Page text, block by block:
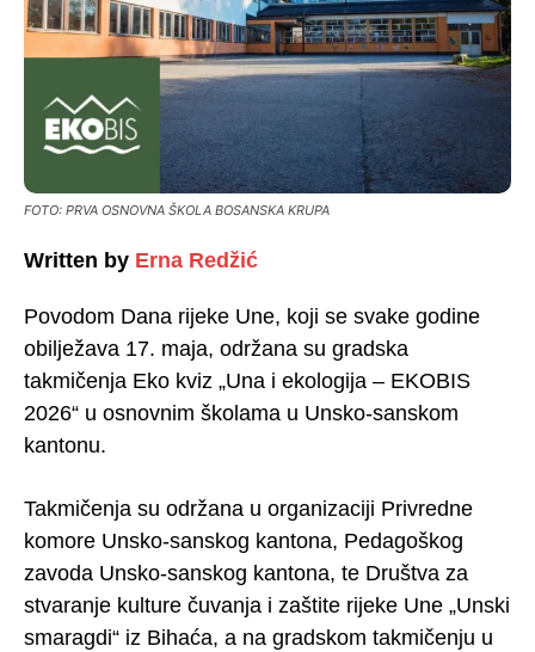
FOTO: PRVA OSNOVNA ŠKOLA BOSANSKA KRUPA
Written by Erna Redžić
Povodom Dana rijeke Une, koji se svake godine
obilježava 17. maja, održana su gradska
takmičenja Eko kviz „Una i ekologija – EKOBIS
2026“ u osnovnim školama u Unsko-sanskom
kantonu.
Takmičenja su održana u organizaciji Privredne
komore Unsko-sanskog kantona, Pedagoškog
zavoda Unsko-sanskog kantona, te Društva za
stvaranje kulture čuvanja i zaštite rijeke Une „Unski
smaragdi“ iz Bihaća, a na gradskom takmičenju u